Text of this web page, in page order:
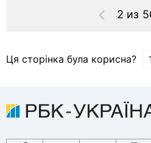
2 из
Ця сторінка була корисна?